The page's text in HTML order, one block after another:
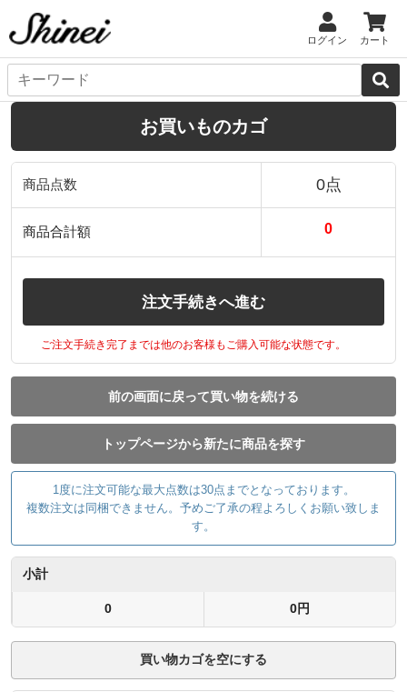
ログイン カート
お買いものカゴ
商品点数 0点
商品合計額 0
注文手続きへ進む
ご注文手続き完了までは他のお客様もご購入可能な状態です。
前の画面に戻って買い物を続ける
トップページから新たに商品を探す
1度に注文可能な最大点数は30点までとなっております。
複数注文は同梱できません。予めご了承の程よろしくお願い致しま
す。
小計
0 0円
買い物カゴを空にする